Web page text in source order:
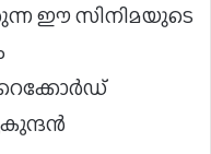
ഈ സിനിമയുടെ